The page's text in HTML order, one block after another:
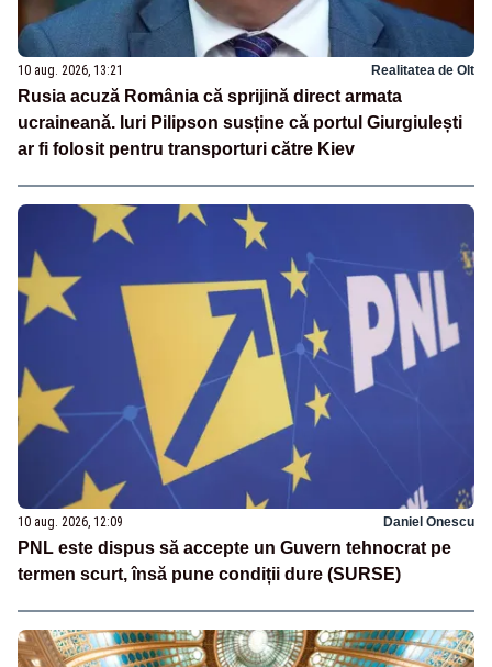
10 aug. 2026, 13:21 Realitatea de Olt
Rusia acuză România că sprijină direct armata
ucraineană. Iuri Pilipson susține că portul Giurgiulești
ar fi folosit pentru transporturi către Kiev
10 aug. 2026, 12:09 Daniel Onescu
PNL este dispus să accepte un Guvern tehnocrat pe
termen scurt, însă pune condiții dure (SURSE)